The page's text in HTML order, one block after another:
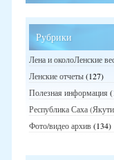
Рубрики
Лена и околоЛенские
Ленские отчеты(127)
Полезная информация
Республика Саха
Фото/видео архив(134)